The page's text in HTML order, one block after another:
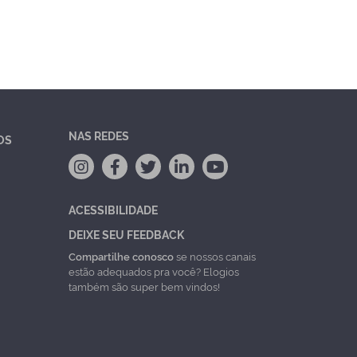
NAS REDES
ACESSIBILIDADE
DEIXE SEU FEEDBACK
Compartilhe conoscose nossos canais
estão adequados pra você? Elogios
também são super bem vindos!